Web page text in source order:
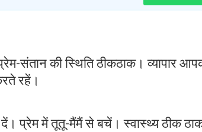
संतान की स्थिति ठीकठाक। व्यापार
रहें।
दें। प्रेम में तूतू-मैंमैं से बचें। स्वास्थ्य ठीक